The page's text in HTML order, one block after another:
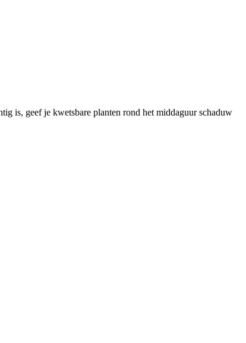
is, geef je kwetsbare planten rond het middaguur schaduw